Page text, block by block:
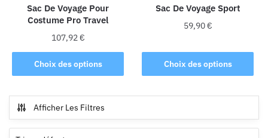
la
page
du
produit
la
page
produit
Sac De Voyage Pour
Costume Pro Travel
107,92€
Choix des options
Ce
produit
plusieurs
variations.
Les
Sac De Voyage Sport
59,90€
Choix des options
produit
a
Les
Afficher Les Filtres